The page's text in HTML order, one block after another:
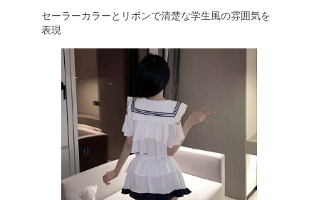
セーラーカラーとリボンで清楚な学生風の雰囲気を
表現